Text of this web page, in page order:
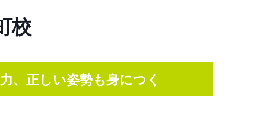
校
、正しい姿勢も身につく